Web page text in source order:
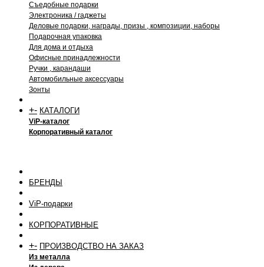
Съедобные подарки
Электроника / гаджеты
Деловые подарки, награды, призы , композиции, наборы
Подарочная упаковка
Для дома и отдыха
Офисные принадлежности
Ручки , карандаши
Автомобильные аксессуары
Зонты
+- КАТАЛОГИ
ViP-каталог
Корпоративный каталог
БРЕНДЫ
ViP-подарки
КОРПОРАТИВНЫЕ
+- ПРОИЗВОДСТВО НА ЗАКАЗ
Из металла